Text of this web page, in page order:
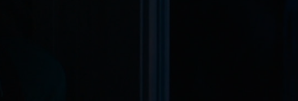
Produziert wurde HALLOWEEN ENDS wie schon
langjährigen kreativen Kopf des Franchise, Malek
Horror-Mastermind Jason Blum (Get Out, Der